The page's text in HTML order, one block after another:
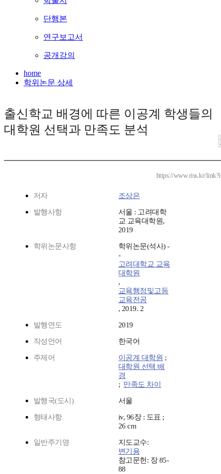
단행본
연구보고서
공개강의
home
학위논문 상세
출신학교 배경에 따른 이공계 학생들의
대학원 선택과 만족도 분석
https://www.riss.kr/
저자 조상은
발행사항
서울 : 고려대학
교 교육대학원,
2019
학위논문사항
학위논문(석사) -
-
고려대학교 교육
대학원
,
교육행정및고등
교육전공
, 2019. 2
발행연도 2019
작성언어 한국어
주제어 이공계 대학원 ;
대학원 선택 배
경
; 만족도 차이
발행국(도시) 서울
형태사항
iv, 96장 : 도표 ;
26 cm
일반주기명
지도교수:
변기용
참고문헌: 장 85-
88